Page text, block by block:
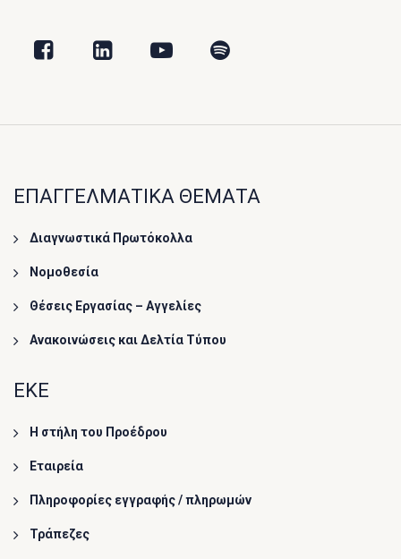
ΕΠΑΓΓΕΛΜΑΤΙΚΑ ΘΕΜΑΤΑ
Διαγνωστικά Πρωτόκολλα
Νομοθεσία
Θέσεις Εργασίας – Αγγελίες
Ανακοινώσεις και Δελτία Τύπου
ΕΚΕ
Η στήλη του Προέδρου
Εταιρεία
Πληροφορίες εγγραφής / πληρωμών
Τράπεζες